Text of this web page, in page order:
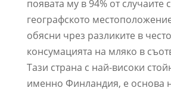
появата му в 94% от случаите
географското
обясни чрез разликите в
консумацията на мляко в
Тази страна с най-високи
именно Финландия, е основа